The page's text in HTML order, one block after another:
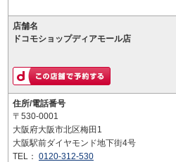
店舗名
ドコモショップディアモール店
住所/電話番号
〒530-0001
大阪府大阪市北区梅田1
大阪駅前ダイヤモンド地下街4号
TEL： 0120-312-530